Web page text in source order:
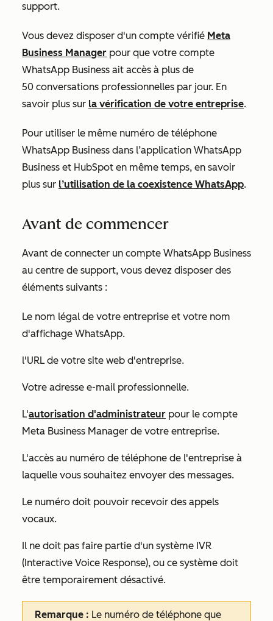
support.
Vous devez disposer d'un compte vérifié Meta
Business Manager pour que votre compte
WhatsApp Business ait accès à plus de
50 conversations professionnelles par jour. En
savoir plus sur la vérification de votre entreprise.
Pour utiliser le même numéro de téléphone
WhatsApp Business dans l’application WhatsApp
Business et HubSpot en même temps, en savoir
plus sur l’utilisation de la coexistence WhatsApp.
Avant de commencer
Avant de connecter un compte WhatsApp Business
au centre de support, vous devez disposer des
éléments suivants :
Le nom légal de votre entreprise et votre nom
d'affichage WhatsApp.
l'URL de votre site web d'entreprise.
Votre adresse e-mail professionnelle.
L'autorisation d'administrateur pour le compte
Meta Business Manager de votre entreprise.
L'accès au numéro de téléphone de l'entreprise à
laquelle vous souhaitez envoyer des messages.
Le numéro doit pouvoir recevoir des appels
vocaux.
Il ne doit pas faire partie d'un système IVR
(Interactive Voice Response), ou ce système doit
être temporairement désactivé.
Remarque : Le numéro de téléphone que